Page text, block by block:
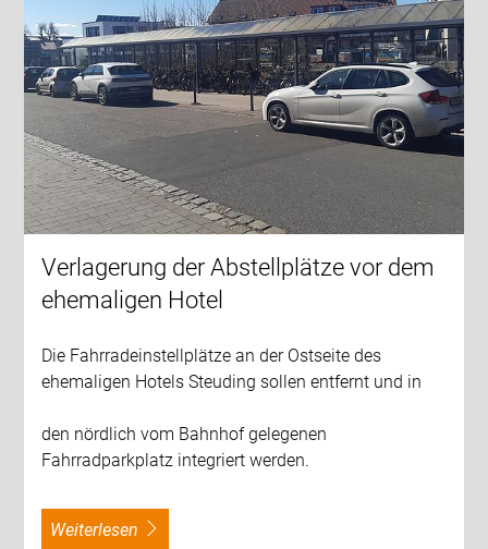
Verlagerung der Abstellplätze vor dem
ehemaligen Hotel
Die Fahrradeinstellplätze an der Ostseite des
ehemaligen Hotels Steuding sollen entfernt und in
den nördlich vom Bahnhof gelegenen
Fahrradparkplatz integriert werden.
weiterlesen